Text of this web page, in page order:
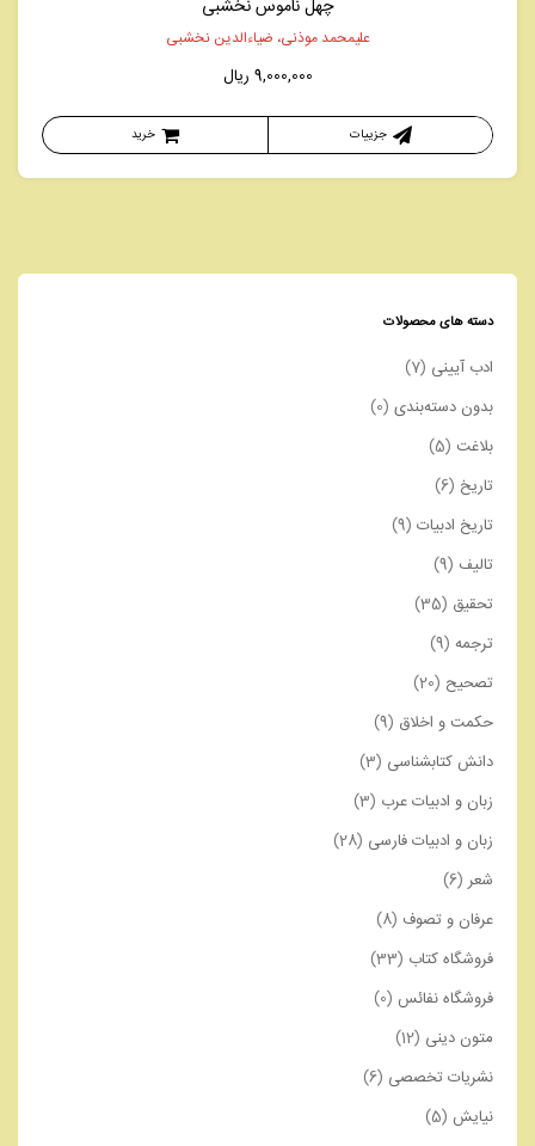
چهل ناموس نخشبی
علیمحمد موذنی، ضیاءالدین نخشبی
9,000,000 ریال
جزییات خرید
دسته های محصولات
ادب آیینی (7)
بدون دسته‌بندی (0)
بلاغت (5)
تاریخ (6)
تاریخ ادبیات (9)
تالیف (9)
تحقیق (35)
ترجمه (9)
تصحیح (20)
حکمت و اخلاق (9)
دانش کتابشناسی (3)
زبان و ادبیات عرب (3)
زبان و ادبیات فارسی (28)
شعر (6)
عرفان و تصوف (8)
فروشگاه کتاب (33)
فروشگاه نفائس (0)
متون دینی (12)
نشریات تخصصی (6)
نیایش (5)